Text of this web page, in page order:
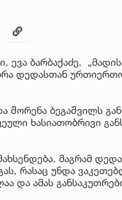
ევა ბარბაქაძე,
დედასთან
შორენა ბეგაშვილს
ხასიათობრივი
მაგრამ
რასაც უნდა
და ამას